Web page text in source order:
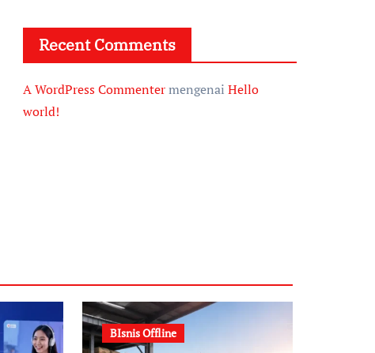
Recent Comments
A WordPress Commentermengenai Hello
world!
BIsnis Offline